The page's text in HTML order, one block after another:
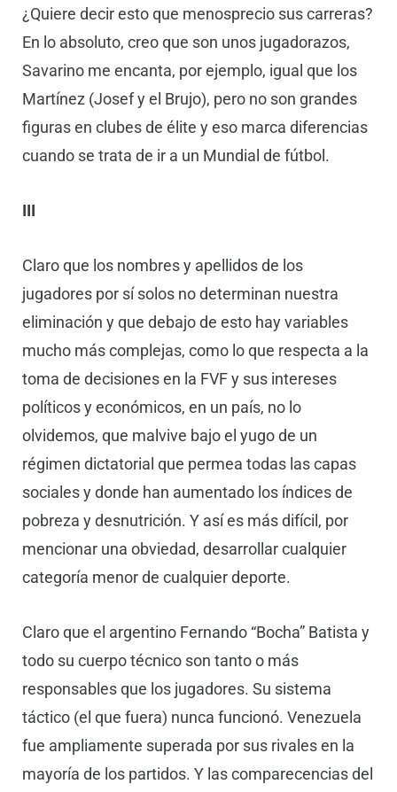
¿Quiere decir esto que menosprecio sus carreras?
En lo absoluto, creo que son unos jugadorazos,
Savarino me encanta, por ejemplo, igual que los
Martínez (Josef y el Brujo), pero no son grandes
figuras en clubes de élite y eso marca diferencias
cuando se trata de ir a un Mundial de fútbol.
III
Claro que los nombres y apellidos de los
jugadores por sí solos no determinan nuestra
eliminación y que debajo de esto hay variables
mucho más complejas, como lo que respecta a la
toma de decisiones en la FVF y sus intereses
políticos y económicos, en un país, no lo
olvidemos, que malvive bajo el yugo de un
régimen dictatorial que permea todas las capas
sociales y donde han aumentado los índices de
pobreza y desnutrición. Y así es más difícil, por
mencionar una obviedad, desarrollar cualquier
categoría menor de cualquier deporte.
Claro que el argentino Fernando “Bocha” Batista y
todo su cuerpo técnico son tanto o más
responsables que los jugadores. Su sistema
táctico (el que fuera) nunca funcionó. Venezuela
fue ampliamente superada por sus rivales en la
mayoría de los partidos. Y las comparecencias del